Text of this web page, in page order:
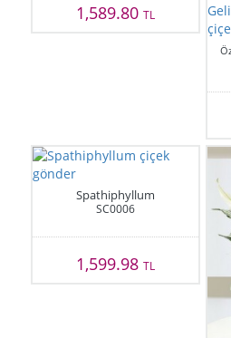
1,589.80TL
Spathiphyllum
SC0006
1,599.98TL